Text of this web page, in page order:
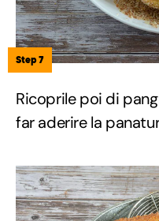
Step 7
Ricoprile poi di
far aderire la